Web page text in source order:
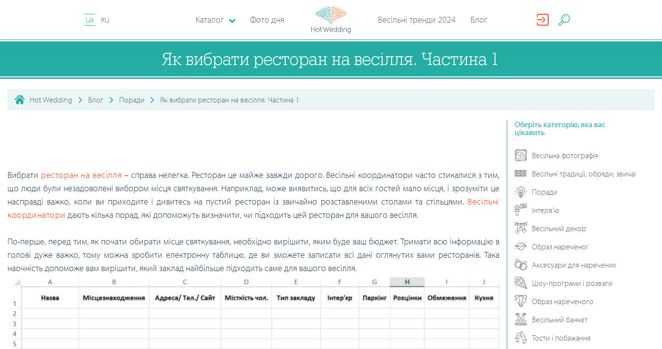
UA RU Каталог Фото дня Весільні тренди 2024 Блог
Як вибрати ресторан на весілля. Частина 1
Hot Wedding Блог Поради Як вибрати ресторан на весілля. Частина 1
Вибрати ресторан на весілля – справа нелегка. Ресторан це майже завжди дорого. Весільні координатори часто стикалися з тим,
що люди були незадоволені вибором місця святкування. Наприклад, може виявитись, що для всіх гостей мало місця, і зрозуміти це
насправді важко, коли ви приходите і дивитесь на пустий ресторан із звичайно розставленими столами та стільцями. Весільні
координатори дають кілька порад, які допоможуть визначити, чи підходить цей ресторан для вашого весілля.
По-перше, перед тим, як почати обирати місце святкування, необхідно вирішити, яким буде ваш бюджет. Тримати всю інформацію в
голові дуже важко, тому можна зробити електронну таблицю, де ви зможете записати всі дані оглянутих вами ресторанів. Така
наочність допоможе вам вирішити, який заклад найбільше підходить саме для вашого весілля.
Оберіть категорію, яка вас
цікавить
Весільна фотографія
Весільні традиції, обряди, звичаї
Поради
Інтерв'ю
Весільний декор
Образ нареченої
Аксесуари для наречених
Шоу-програми і розваги
Образ нареченого
Весільний банкет
Тости і побажання